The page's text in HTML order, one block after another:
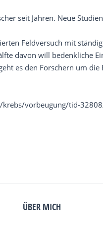
seit Jahren. Neue
Feldversuch mit
davon will bedenkliche
es den Forschern um
vorbeugung/tid-
ÜBER MICH